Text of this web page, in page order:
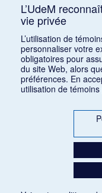
L’UdeM
vie privée
L’utilisation de
personnaliser votre
obligatoires pour
du site Web, alors
préférences. En
utilisation de